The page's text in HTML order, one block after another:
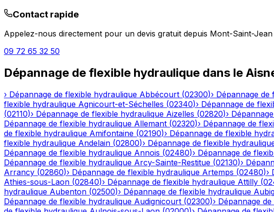
Contact rapide
Appelez-nous directement pour un devis gratuit depuis Mont-Saint-Jean
09 72 65 32 50
Dépannage de flexible hydraulique dans le
› Dépannage de flexible hydraulique Abbécourt (02300)› Dépannage de
flexible hydraulique Agnicourt-et-Séchelles (02340)› Dépannage de
(02110)› Dépannage de flexible hydraulique Aizelles (02820)›
Dépannage de flexible hydraulique Allemant (02320)› Dépannage de
de flexible hydraulique Amifontaine (02190)› Dépannage de flexible
flexible hydraulique Andelain (02800)› Dépannage de flexible
Dépannage de flexible hydraulique Annois (02480)› Dépannage de
Dépannage de flexible hydraulique Arcy-Sainte-Restitue (02130)›
Arrancy (02860)› Dépannage de flexible hydraulique Artemps (02480)›
Athies-sous-Laon (02840)› Dépannage de flexible hydraulique Attilly (
hydraulique Aubenton (02500)› Dépannage de flexible hydraulique
Dépannage de flexible hydraulique Audignicourt (02300)› Dépannage